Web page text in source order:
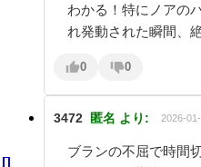
わかる！特にノアの
れ発動された瞬間、
0 0
3472 匿名 より: 2026-
ブランの不屈で時間